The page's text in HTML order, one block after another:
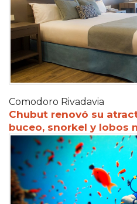
Comodoro Rivadavia
Chubut renovó su
buceo, snorkel y lobos